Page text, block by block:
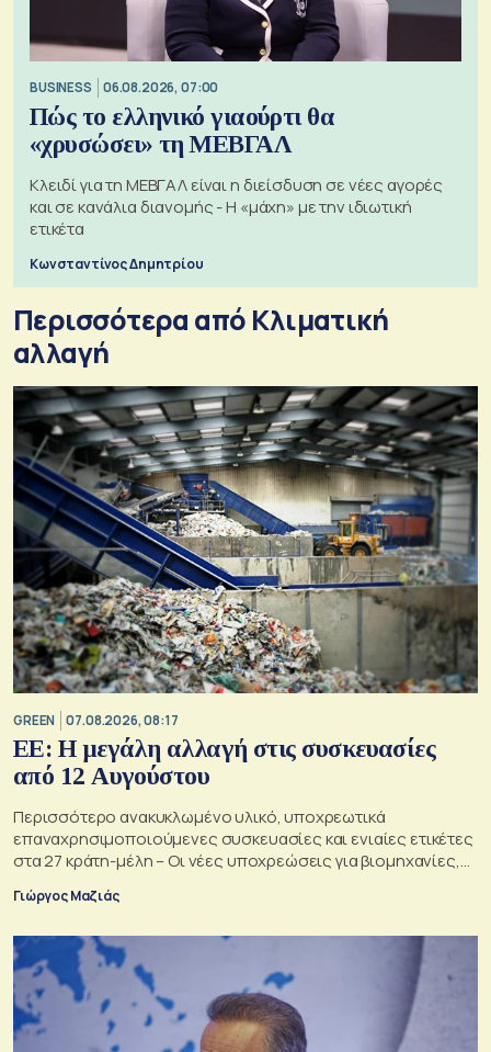
BUSINESS 06.08.2026, 07:00
Πώς το ελληνικό γιαούρτι θα
«χρυσώσει» τη ΜΕΒΓΑΛ
Κλειδί για τη ΜΕΒΓΑΛ είναι η διείσδυση σε νέες αγορές
και σε κανάλια διανομής - Η «μάχη» με την ιδιωτική
ετικέτα
Κωνσταντίνος Δημητρίου
Περισσότερα από Κλιματική
αλλαγή
GREEN 07.08.2026, 08:17
ΕΕ: Η μεγάλη αλλαγή στις συσκευασίες
από 12 Αυγούστου
Περισσότερο ανακυκλωμένο υλικό, υποχρεωτικά
επαναχρησιμοποιούμενες συσκευασίες και ενιαίες ετικέτες
στα 27 κράτη-μέλη – Οι νέες υποχρεώσεις για βιομηχανίες,
σούπερ μάρκετ, εστιατόρια και καταναλωτές
Γιώργος Μαζιάς